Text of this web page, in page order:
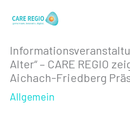
Inhalt
Alter“ – CARE REGIO
Aichach-Friedberg
Allgemein